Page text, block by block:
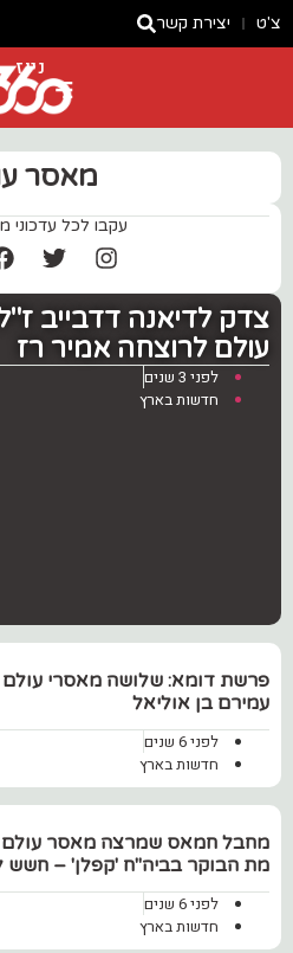
צ'ט יצירת קשר
ניוז
מאסר
עקבו לכל עדכוני
צדק לדיאנה דדבייב
עולם לרוצחה אמיר רז
לפני 3 שנים
חדשות בארץ
‏פרשת דומא: שלושה מאסרי עולם
עמירם בן אוליאל
לפני 6 שנים
חדשות בארץ
מת הבוקר בביה"ח 'קפלן' – חשש
לפני 6 שנים
חדשות בארץ